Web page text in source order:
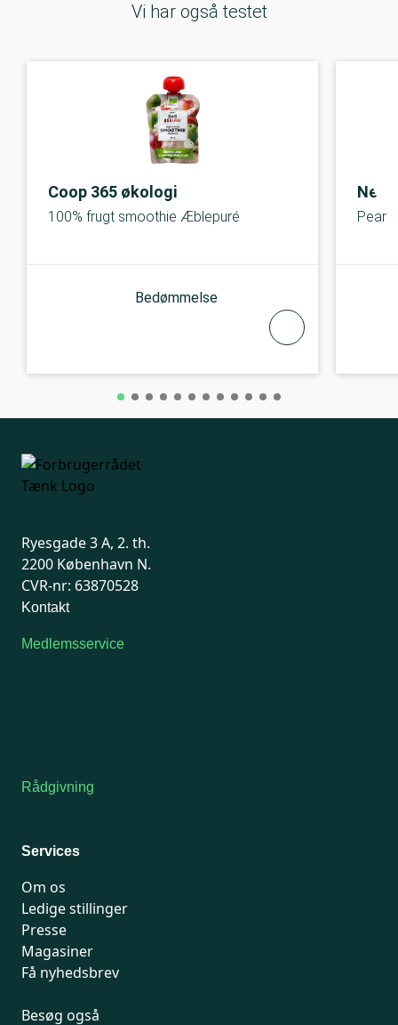
Vi har også testet
Coop 365 økologi
100% frugt smoothie Æblepuré
Bedømmelse
Pear
Ryesgade 3 A, 2. th.
2200 København N.
CVR-nr: 63870528
Kontakt
Medlemsservice
Rådgivning
Services
Om os
Ledige stillinger
Presse
Magasiner
Få nyhedsbrev
Besøg også